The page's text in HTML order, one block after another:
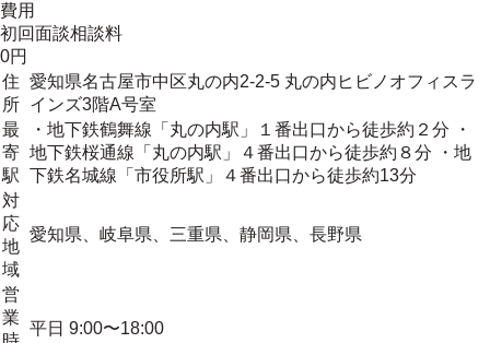
費用
初回面談相談料
0円
住
所
愛知県名古屋市中区丸の内2-2-5 丸の内ヒビノオフィスラ
インズ3階A号室
最
寄
駅
・地下鉄鶴舞線「丸の内駅」１番出口から徒歩約２分 ・
地下鉄桜通線「丸の内駅」４番出口から徒歩約８分 ・地
下鉄名城線「市役所駅」４番出口から徒歩約13分
対
応
地
域
愛知県、岐阜県、三重県、静岡県、長野県
営
業
平日 9:00〜18:00